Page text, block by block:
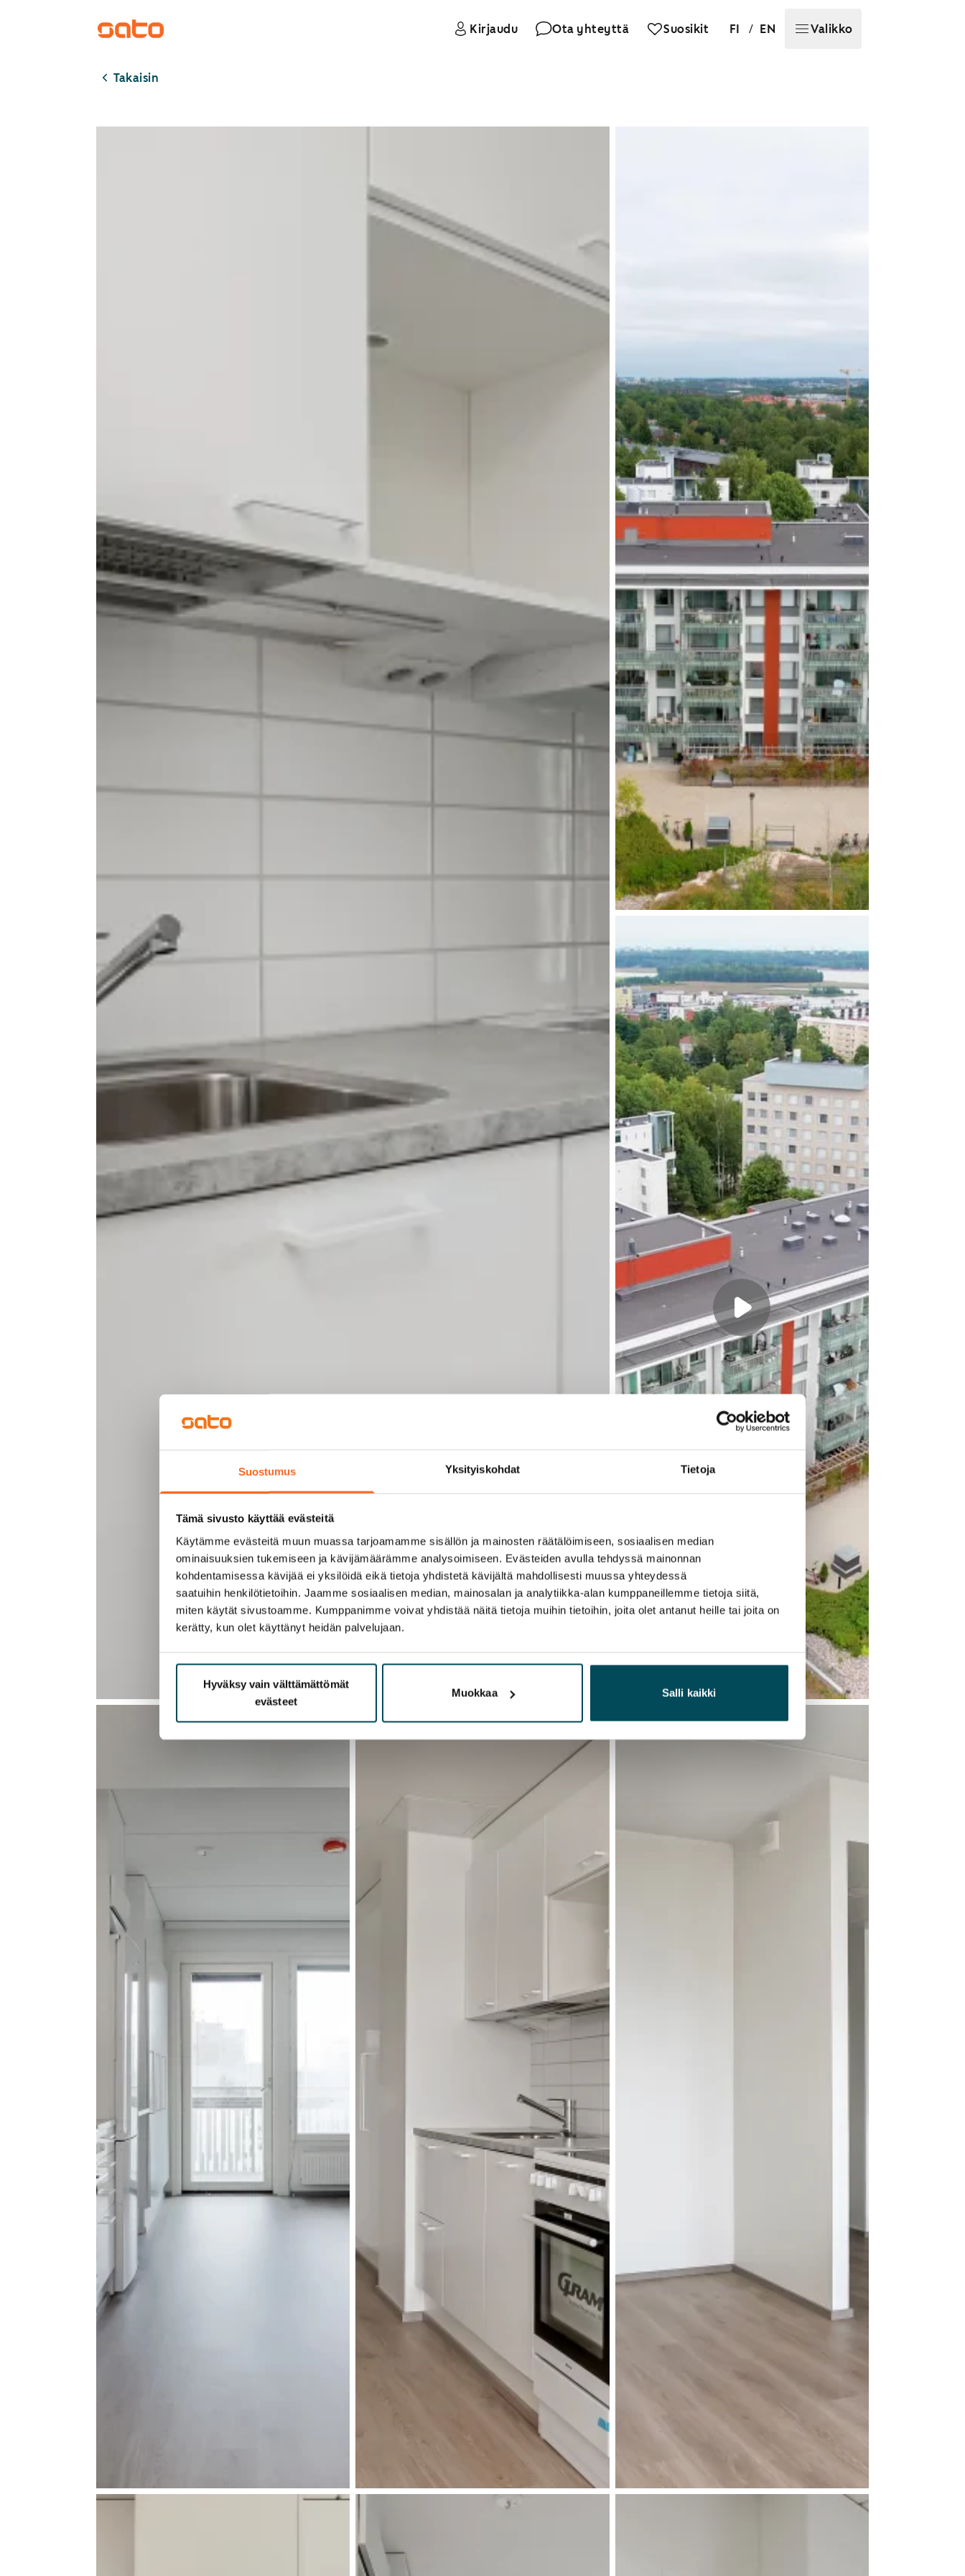
Suostumus Yksityiskohdat Tietoja
Tämä sivusto käyttää evästeitä
Käytämme evästeitä muun muassa tarjoamamme sisällön ja mainosten räätälöimiseen, sosiaalisen median
ominaisuuksien tukemiseen ja kävijämäärämme analysoimiseen. Evästeiden avulla tehdyssä mainonnan
kohdentamisessa kävijää ei yksilöidä eikä tietoja yhdistetä kävijältä mahdollisesti muussa yhteydessä
saatuihin henkilötietoihin. Jaamme sosiaalisen median, mainosalan ja analytiikka-alan kumppaneillemme tietoja siitä,
miten käytät sivustoamme. Kumppanimme voivat yhdistää näitä tietoja muihin tietoihin, joita olet antanut heille tai joita on
kerätty, kun olet käyttänyt heidän palvelujaan.
Hyväksy vain välttämättömät
evästeet
Muokkaa Salli kaikki
Kirjaudu Ota yhteyttä Suosikit FI / EN Valikko
Takaisin